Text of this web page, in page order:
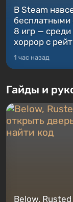
В Steam
бесплатными
8 игр — среди
хоррор с
1 час назад
Гайды и
Below,